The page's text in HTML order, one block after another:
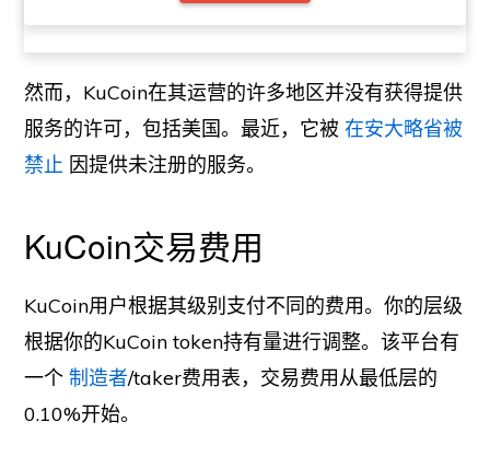
然而，KuCoin在其运营的许多地区并没有获得提供
服务的许可，包括美国。最近，它被在安大略省被
禁止 因提供未注册的服务。
KuCoin交易费用
KuCoin用户根据其级别支付不同的费用。你的层级
根据你的KuCoin token持有量进行调整。该平台有
一个制造者/taker费用表，交易费用从最低层的
0.10%开始。